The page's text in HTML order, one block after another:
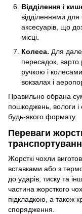
Відділення і
відділеннями для
аксесуарів, що
місці.
Колеса. Для
пересадок, варто
ручкою і
вокзалах і
Правильно обрана
пошкоджень, вологи і
будь-якого формату.
Переваги
Жорсткі чохли
вставками або з
до ударів, тиску та
частина жорсткого
підкладкою, а також
спорядження.